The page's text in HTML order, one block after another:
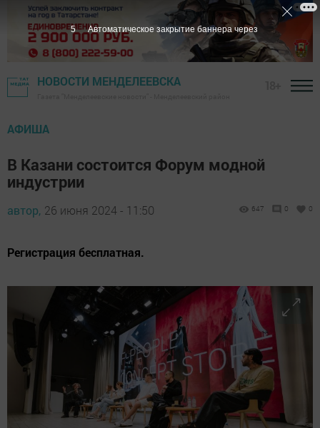
НОВОСТИ МЕНДЕЛЕЕВСКА
АФИША
В Казани состоится Форум модной
индустрии
автор, 26 июня 2024 - 11:50 647 0 0
Регистрация бесплатная.
5 Автоматическое закрытие баннера через